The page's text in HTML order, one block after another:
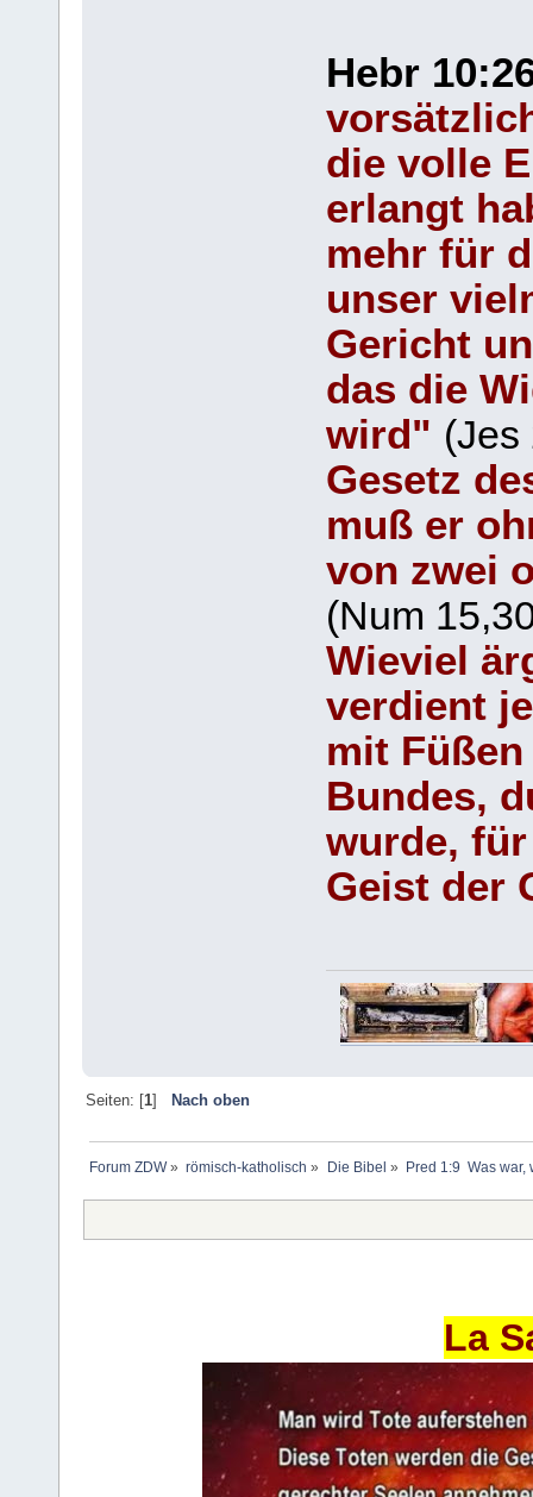
Hebr
die volle
erlangt
mehr für
unser
Gericht
das die
wird" (Jes
Gesetz
muß er
von zwei
(Num
Wieviel
verdient
mit
Bundes,
wurde,
Geist der
Seiten: [1] Nach oben
Forum ZDW» römisch-katholisch » Die Bibel » Pred 1:9  Was
La